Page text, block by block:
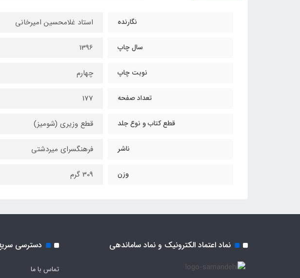
نگارنده استاد غلامحسین امیرخانی
سال چاپ 1396
نوبت چاپ چهارم
تعداد صفحه 177
قطع کتاب و نوع جلد قطع وزیری (شومیز)
ناشر فرهنگسرای میردشتی
وزن 309 گرم
نماد اعتماد الکترونیک و نماد ساماندهی دسترسی
تماس با ما